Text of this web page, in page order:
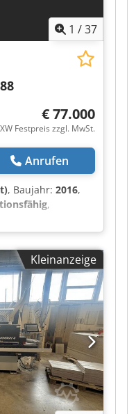
1 /37
€ 77.000
Festpreis zzgl. MwSt.
Anrufen
, Baujahr: 2016,
,
verstellbarer
Rolle oder
für GlueJet-
Möglichkeit der
4 Anpresswalzen
auf die Kante
mit
Fräseinheit
von oben
Fräseinheit
Kleinanzeige